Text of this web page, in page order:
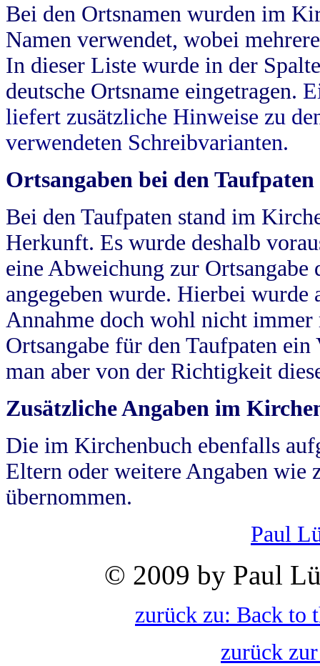
Bei den Ortsnamen wurden im
Namen verwendet, wobei
In dieser Liste wurde in der
deutsche Ortsname eingetragen.
liefert zusätzliche Hinweise zu
verwendeten Schreibvarianten.
Ortsangaben bei den Taufpaten
Bei den Taufpaten stand im
Herkunft. Es wurde deshalb
eine Abweichung zur
angegeben wurde. Hierbei wurde
Annahme doch wohl nicht
Ortsangabe für den Taufpaten
man aber von der Richtigkeit
Zusätzliche Angaben im
Die im Kirchenbuch ebenfalls
Eltern oder weitere Angaben wie
übernommen.
Paul
© 2009 by Paul
zurück zu: Back to
zurück